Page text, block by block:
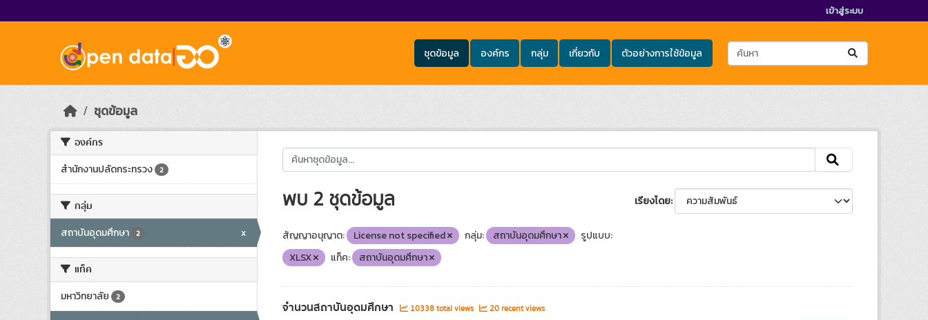
เข้าสู่ระบบ
ชุดข้อมูล องค์กร กลุ่ม เกี่ยวกับ ตัวอย่างการใช้ข้อมูล
ชุดข้อมูล
องค์กร
สำนักงานปลัดกระทรวง 2
กลุ่ม
สถาบันอุดมศึกษา 2 x
แท็ค
มหาวิทยาลัย 2
เรียงโดย
พบ 2 ชุดข้อมูล
สัญญาอนุญาต: License not specified กลุ่ม: สถาบันอุดมศึกษา
รูปแบบ:
XLSX
แท็ค: สถาบันอุดมศึกษา
จำนวนสถาบันอุดมศึกษา 10338 total views 20 recent views